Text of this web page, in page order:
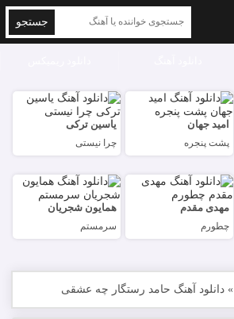
جستجو
امید جهان
پشت پنجره
یاسین ترکی
چرا نیستی
مهدی مقدم
چطورم
همایون شجریان
سرمستم
» دانلود آهنگ حامد رستگار چه عشقی